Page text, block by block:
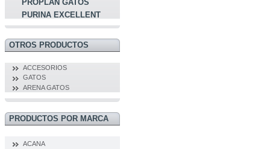
PROPLAN GATOS
PURINA EXCELLENT
OTROS PRODUCTOS
ACCESORIOS
GATOS
ARENA GATOS
PRODUCTOS POR MARCA
ACANA